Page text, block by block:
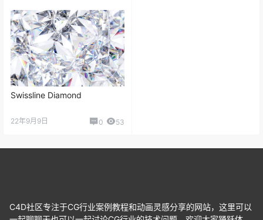
Swissline Diamond
22年9月9日 0 53
C4D社区专注于CG行业案例教程和动画灵感分享的网站，这里可以